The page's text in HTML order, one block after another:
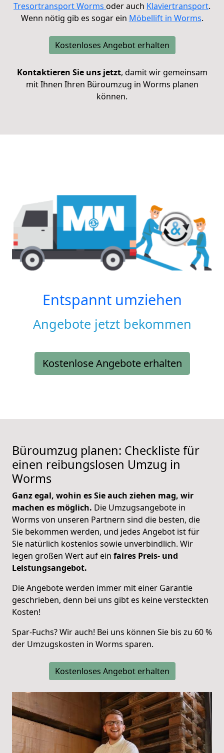
Tresortransport Worms oder auch Klaviertransport.
Wenn nötig gib es sogar ein Möbellift in Worms.
Kostenloses Angebot erhalten
Kontaktieren Sie uns jetzt, damit wir gemeinsam
mit Ihnen Ihren Büroumzug in Worms planen
können.
Entspannt umziehen
Angebote jetzt bekommen
Kostenlose Angebote erhalten
Büroumzug planen: Checkliste für
einen reibungslosen Umzug in
Worms
Ganz egal, wohin es Sie auch ziehen mag, wir
machen es möglich. Die Umzugsangebote in
Worms von unseren Partnern sind die besten, die
Sie bekommen werden, und jedes Angebot ist für
Sie natürlich kostenlos sowie unverbindlich. Wir
legen großen Wert auf ein faires Preis- und
Leistungsangebot.
Die Angebote werden immer mit einer Garantie
geschrieben, denn bei uns gibt es keine versteckten
Kosten!
Spar-Fuchs? Wir auch! Bei uns können Sie bis zu 60 %
der Umzugskosten in Worms sparen.
Kostenloses Angebot erhalten